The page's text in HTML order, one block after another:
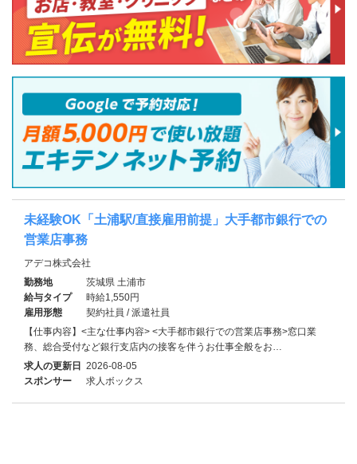
未経験OK「土浦駅/直接雇用前提」大手都市銀行での
営業店事務
アデコ株式会社
勤務地
茨城県 土浦市
給与タイプ
時給1,550円
雇用形態
契約社員 / 派遣社員
【仕事内容】<主な仕事内容> <大手都市銀行での営業店事務>窓口業
務、総合受付など銀行支店内の接客を伴うお仕事全般をお…
求人の更新日 2026-08-05
スポンサー
求人ボックス